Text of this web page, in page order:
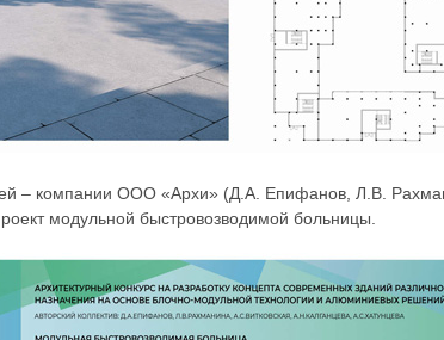
– компании ООО «Архи» (Д.А. Епифанов, Л.В.
модульной быстровозводимой больницы.